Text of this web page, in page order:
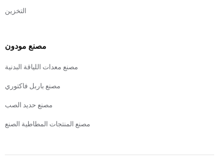
التخزين
مصنع مودون
مصنع معدات اللياقة البدنية
مصنع باربل فاكتوري
مصنع حديد الصب
مصنع المنتجات المطاطية الصنع